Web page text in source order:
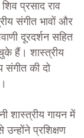
प्रसाद राव
संगीत भावों और
दूरदर्शन सहित
चुके हैं। शास्त्रीय
की दो
शास्त्रीय गायन में
प्रशिक्षण